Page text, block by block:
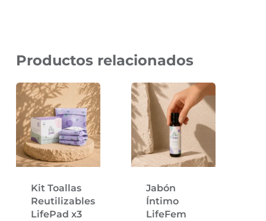
Productos relacionados
Kit Toallas
Reutilizables
LifePad x3
Jabón
Íntimo
LifeFem